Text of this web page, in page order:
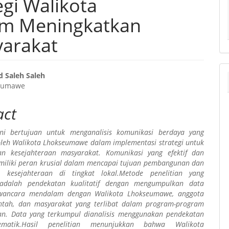
Walikota
Meningkatkan
Saleh Saleh
bertujuan untuk menganalisis komunikasi berdaya yang
Walikota Lhokseumawe dalam implementasi strategi untuk
kesejahteraan masyarakat. Komunikasi yang efektif dan
peran krusial dalam mencapai tujuan pembangunan dan
kesejahteraan di tingkat lokal.Metode penelitian yang
pendekatan kualitatif dengan mengumpulkan data
mendalam dengan Walikota Lhokseumawe, anggota
dan masyarakat yang terlibat dalam program-program
Data yang terkumpul dianalisis menggunakan pendekatan
penelitian menunjukkan bahwa Walikota